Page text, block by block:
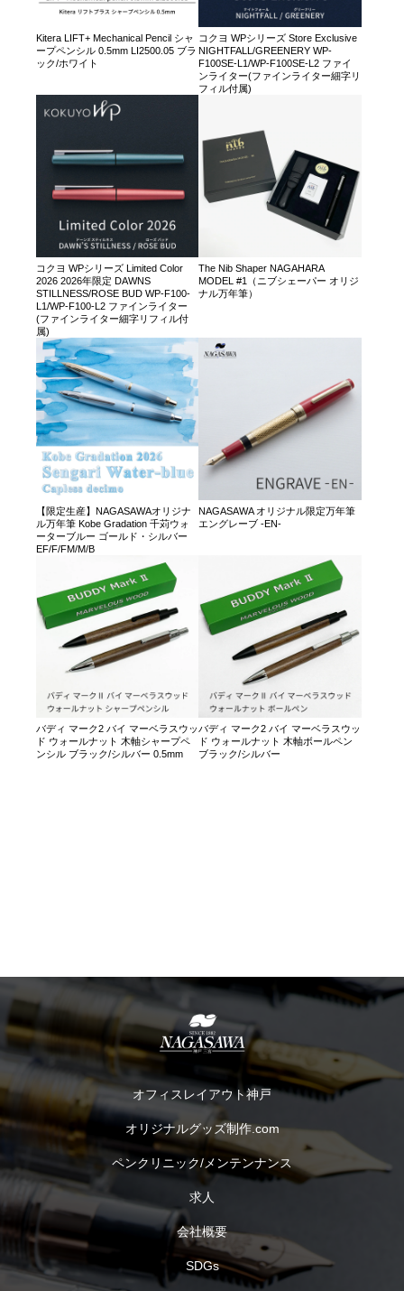
Kitera LIFT+ Mechanical Pencil シャ
ープペンシル 0.5mm LI2500.05 ブラ
ック/ホワイト
コクヨ WPシリーズ Store Exclusive
NIGHTFALL/GREENERY WP-
F100SE-L1/WP-F100SE-L2 ファイ
ンライター(ファインライター細字リ
フィル付属)
コクヨ WPシリーズ Limited Color
2026 2026年限定 DAWNS
STILLNESS/ROSE BUD WP-F100-
L1/WP-F100-L2 ファインライター
(ファインライター細字リフィル付
属)
The Nib Shaper NAGAHARA
MODEL #1（ニブシェーパー オリジ
ナル万年筆）
【限定生産】NAGASAWAオリジナ
ル万年筆 Kobe Gradation 千苅ウォ
ーターブルー ゴールド・シルバー
EF/F/FM/M/B
NAGASAWA オリジナル限定万年筆
エングレーブ -EN-
バディ マーク2 バイ マーベラスウッ
ド ウォールナット 木軸シャープペ
ンシル ブラック/シルバー 0.5mm
バディ マーク2 バイ マーベラスウッ
ド ウォールナット 木軸ボールペン
ブラック/シルバー
オフィスレイアウト神戸
オリジナルグッズ制作.com
ペンクリニック/メンテンナンス
求人
会社概要
SDGs